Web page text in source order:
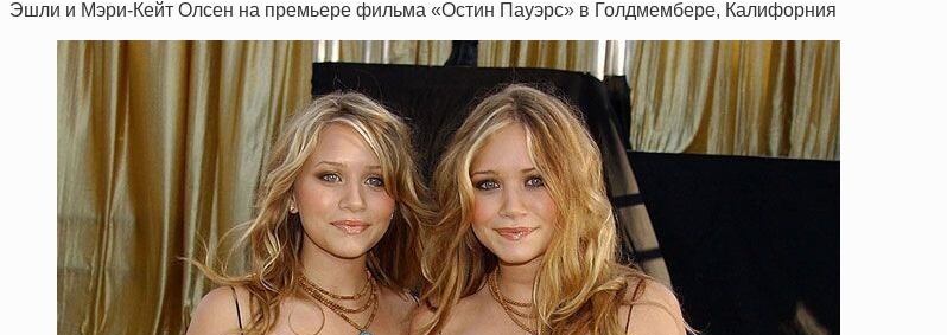
Эшли и Мэри-Кейт Олсен на премьере фильма «Остин Пауэрс» в Голдмембере, Калифорния